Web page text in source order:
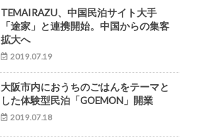
TEMAIRAZU、中国民泊サイト大手
「途家」と連携開始。中国からの集客
拡大へ
2019.07.19
大阪市内におうちのごはんをテーマと
した体験型民泊「GOEMON」開業
2019.07.18